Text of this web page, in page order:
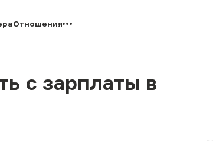
Отношения
с зарплаты в